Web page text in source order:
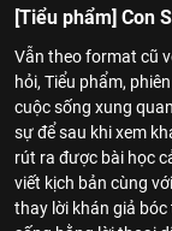
[Tiểu phẩm] Con
Vẫn theo format cũ
hỏi, Tiểu phẩm,
cuộc sống xung
sự để sau khi xem
rút ra được bài học
viết kịch bản cùng
thay lời khán giả